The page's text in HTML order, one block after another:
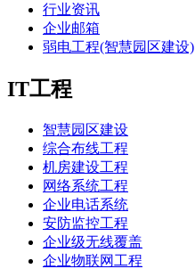
行业资讯
企业邮箱
弱电工程(智慧园区建设)
IT工程
智慧园区建设
综合布线工程
机房建设工程
网络系统工程
企业电话系统
安防监控工程
企业级无线覆盖
企业物联网工程